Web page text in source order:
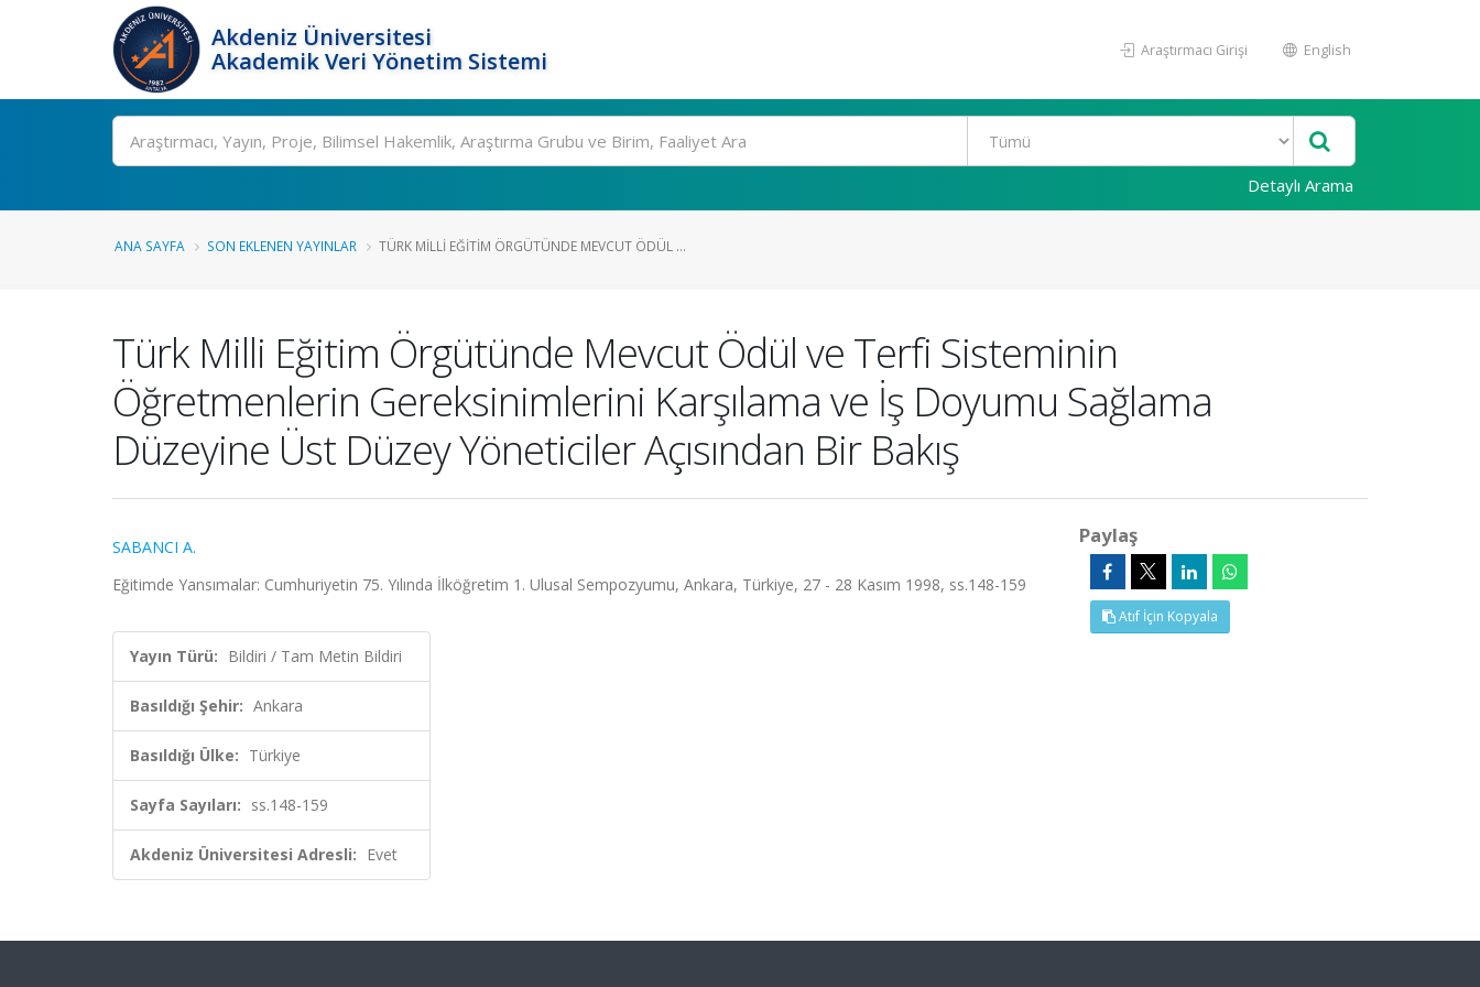
Akdeniz Üniversitesi
Akademik Veri Yönetim Sistemi
Araştırmacı Girişi English
Ara
Detaylı Arama
ANA SAYFA SON EKLENEN YAYINLAR TÜRK MILLI EĞITIM ÖRGÜTÜNDE MEVCUT ÖDÜL ...
Türk Milli Eğitim Örgütünde Mevcut Ödül ve Terfi Sisteminin
Öğretmenlerin Gereksinimlerini Karşılama ve İş Doyumu Sağlama
Düzeyine Üst Düzey Yöneticiler Açısından Bir Bakış
SABANCI A.
Eğitimde Yansımalar: Cumhuriyetin 75. Yılında İlköğretim 1. Ulusal Sempozyumu, Ankara, Türkiye, 27 - 28 Kasım 1998, ss.148-159
Yayın Türü: Bildiri / Tam Metin Bildiri
Basıldığı Şehir: Ankara
Basıldığı Ülke: Türkiye
Sayfa Sayıları: ss.148-159
Akdeniz Üniversitesi Adresli: Evet
Paylaş
Atıf İçin Kopyala